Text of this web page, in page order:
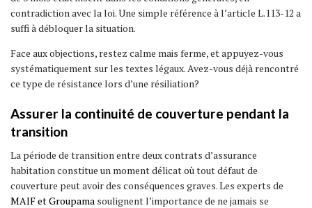
contradiction avec la loi. Une simple référence à l’article L.113-12 a
suffi à débloquer la situation.
Face aux objections, restez calme mais ferme, et appuyez-vous
systématiquement sur les textes légaux. Avez-vous déjà rencontré
ce type de résistance lors d’une résiliation?
Assurer la continuité de couverture pendant la
transition
La période de transition entre deux contrats d’assurance
habitation constitue un moment délicat où tout défaut de
couverture peut avoir des conséquences graves. Les experts de
MAIF et Groupama soulignent l’importance de ne jamais se